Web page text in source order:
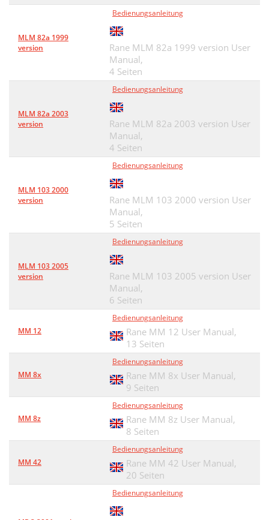
MLM 82a 1999
version
Bedienungsanleitung
Rane MLM 82a 1999 version User
Manual,
4 Seiten
MLM 82a 2003
version
Bedienungsanleitung
Rane MLM 82a 2003 version User
Manual,
4 Seiten
MLM 103 2000
version
Bedienungsanleitung
Rane MLM 103 2000 version User
Manual,
5 Seiten
MLM 103 2005
version
Bedienungsanleitung
Rane MLM 103 2005 version User
Manual,
6 Seiten
MM 12
Bedienungsanleitung
Rane MM 12 User Manual,
13 Seiten
MM 8x
Bedienungsanleitung
Rane MM 8x User Manual,
9 Seiten
MM 8z
Bedienungsanleitung
Rane MM 8z User Manual,
8 Seiten
MM 42
Bedienungsanleitung
Rane MM 42 User Manual,
20 Seiten
Bedienungsanleitung